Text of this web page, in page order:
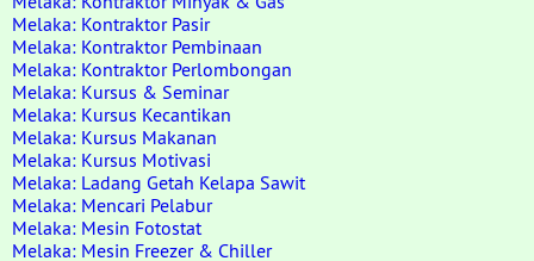
Melaka: Kontraktor Pasir
Melaka: Kontraktor Pembinaan
Melaka: Kontraktor Perlombongan
Melaka: Kursus & Seminar
Melaka: Kursus Kecantikan
Melaka: Kursus Makanan
Melaka: Kursus Motivasi
Melaka: Ladang Getah Kelapa Sawit
Melaka: Mencari Pelabur
Melaka: Mesin Fotostat
Melaka: Mesin Freezer & Chiller